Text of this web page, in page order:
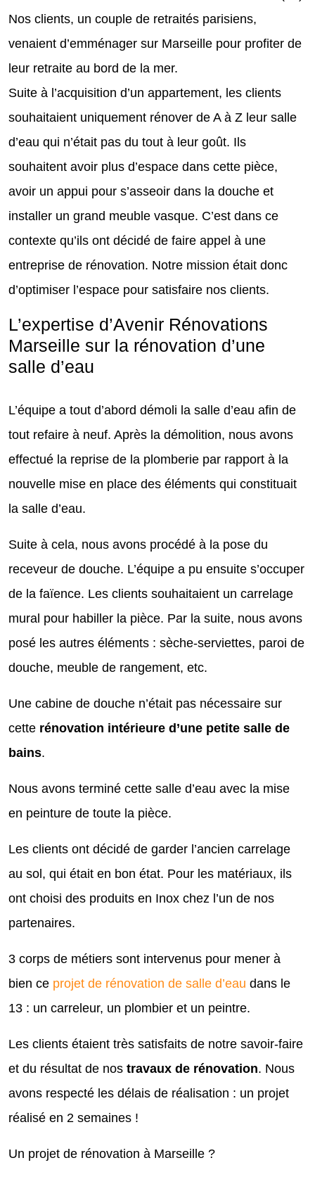
Nos clients, un couple de retraités parisiens,
venaient d’emménager sur Marseille pour profiter de
leur retraite au bord de la mer.
Suite à l’acquisition d’un appartement, les clients
souhaitaient uniquement rénover de A à Z leur salle
d’eau qui n’était pas du tout à leur goût. Ils
souhaitent avoir plus d’espace dans cette pièce,
avoir un appui pour s’asseoir dans la douche et
installer un grand meuble vasque. C’est dans ce
contexte qu’ils ont décidé de faire appel à une
entreprise de rénovation. Notre mission était donc
d’optimiser l’espace pour satisfaire nos clients.
L’expertise d’Avenir Rénovations
Marseille sur la rénovation d’une
salle d’eau
L’équipe a tout d’abord démoli la salle d’eau afin de
tout refaire à neuf. Après la démolition, nous avons
effectué la reprise de la plomberie par rapport à la
nouvelle mise en place des éléments qui constituait
la salle d’eau.
Suite à cela, nous avons procédé à la pose du
receveur de douche. L’équipe a pu ensuite s’occuper
de la faïence. Les clients souhaitaient un carrelage
mural pour habiller la pièce. Par la suite, nous avons
posé les autres éléments : sèche-serviettes, paroi de
douche, meuble de rangement, etc.
Une cabine de douche n’était pas nécessaire sur
cette rénovation intérieure d’une petite salle de
bains.
Nous avons terminé cette salle d’eau avec la mise
en peinture de toute la pièce.
Les clients ont décidé de garder l’ancien carrelage
au sol, qui était en bon état. Pour les matériaux, ils
ont choisi des produits en Inox chez l’un de nos
partenaires.
3 corps de métiers sont intervenus pour mener à
bien ce projet de rénovation de salle d’eau dans le
13 : un carreleur, un plombier et un peintre.
Les clients étaient très satisfaits de notre savoir-faire
et du résultat de nos travaux de rénovation. Nous
avons respecté les délais de réalisation : un projet
réalisé en 2 semaines !
Un projet de rénovation à Marseille ?